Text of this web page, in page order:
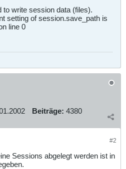
to write session data (files).
setting of session.save_path is
line 0
Beiträge: 4380
#2
Sessions abgelegt werden ist in